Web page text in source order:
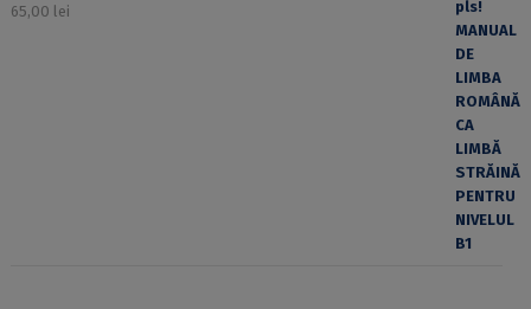
65,00 lei